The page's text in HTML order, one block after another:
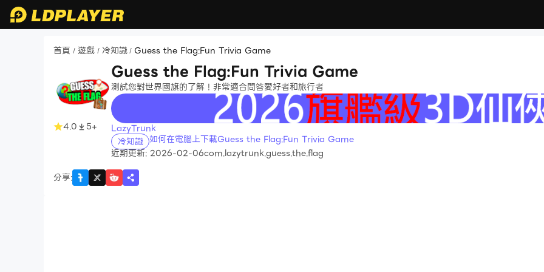
首頁 / 遊戲 / 冷知識 / Guess the Flag:Fun Trivia Game
4.0 5+
Guess the Flag:Fun Trivia Game
測試您對世界國旗的了解！非常適合問答愛好者和旅行者
recommend
LazyTrunk
冷知識 如何在電腦上下載Guess the Flag:Fun Trivia Game
近期更新: 2026-02-06com.lazytrunk.guess.the.flag
分享: